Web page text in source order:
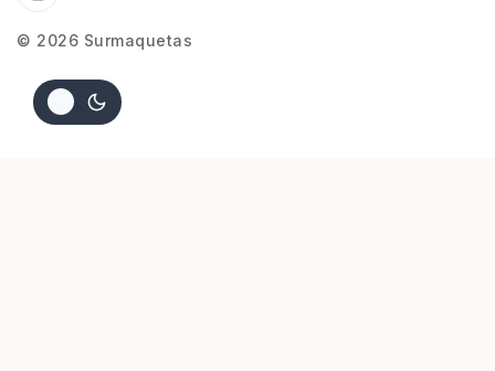
© 2026 Surmaquetas